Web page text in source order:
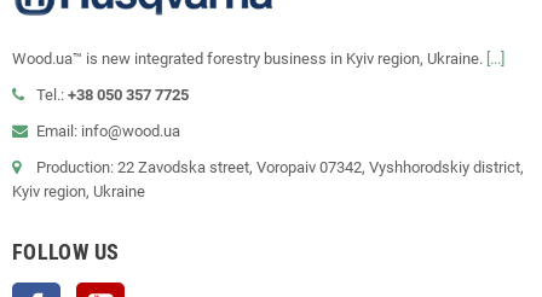
Wood.ua™ is new integrated forestry business in Kyiv region, Ukraine. [...]
Tel.: +38 050 357 7725
Email: info@wood.ua
Production: 22 Zavodska street, Voropaiv 07342, Vyshhorodskiy district,
Kyiv region, Ukraine
FOLLOW US